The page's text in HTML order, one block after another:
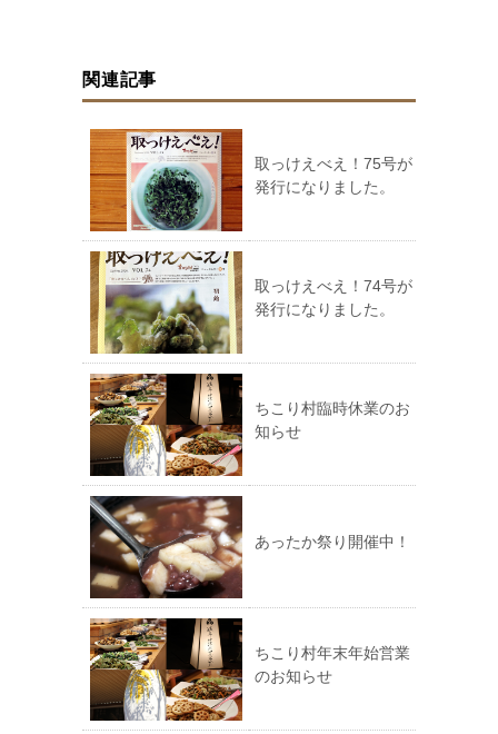
関連記事
取っけえべえ！75号が
発行になりました。
取っけえべえ！74号が
発行になりました。
ちこり村臨時休業のお
知らせ
あったか祭り開催中！
ちこり村年末年始営業
のお知らせ